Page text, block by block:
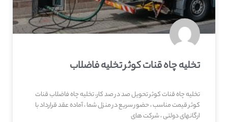
تخلیه چاه قنات کوثر تخلیه فاضلاب
تخلیه چاه قنات کوثر تحویل صد در صد کار، تخلیه چاه فاضلاب قنات
کوثر قیمت مناسب ، حضور سریع در منزل شما ، آماده عقد قرارداد با
ارگانهای دولتی ، شرکت های